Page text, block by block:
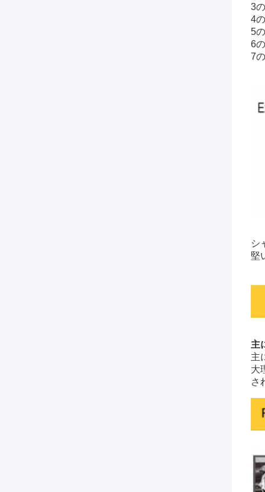
3
4
5
6
7
シ
堅
主
主
大
さ